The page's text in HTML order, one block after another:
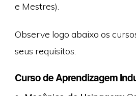
e Mestres).
Observe logo abaixo os
seus requisitos.
Curso de Aprendizagem